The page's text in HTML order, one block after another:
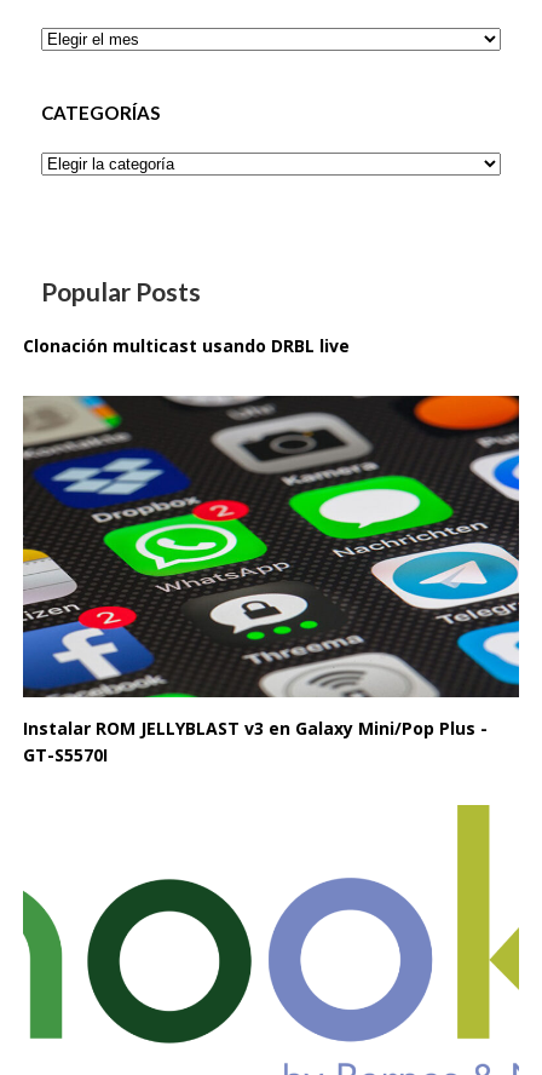
Archivos
CATEGORÍAS
Categorías
Popular Posts
Clonación multicast usando DRBL live
Instalar ROM JELLYBLAST v3 en Galaxy Mini/Pop Plus -
GT-S5570I